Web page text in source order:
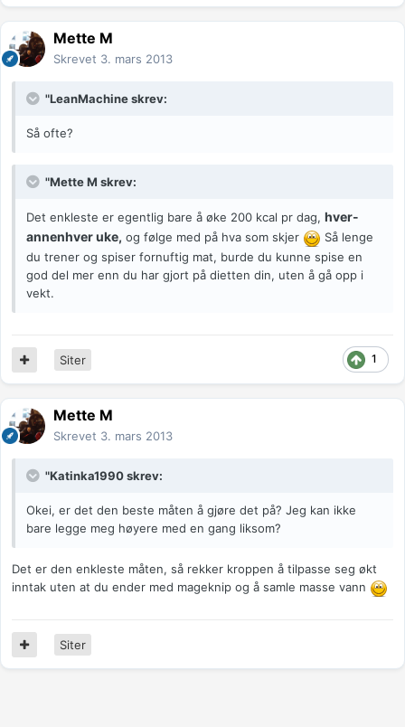
Mette M
Skrevet 3. mars 2013
"LeanMachine skrev:
Så ofte?
"Mette M skrev:
Det enkleste er egentlig bare å øke 200 kcal pr dag, hver-
annenhver uke, og følge med på hva som skjer
Så lenge
du trener og spiser fornuftig mat, burde du kunne spise en
god del mer enn du har gjort på dietten din, uten å gå opp i
vekt.
1
Siter
Mette M
Skrevet 3. mars 2013
"Katinka1990 skrev:
Okei, er det den beste måten å gjøre det på? Jeg kan ikke
bare legge meg høyere med en gang liksom?
Det er den enkleste måten, så rekker kroppen å tilpasse seg økt
inntak uten at du ender med mageknip og å samle masse vann
Siter